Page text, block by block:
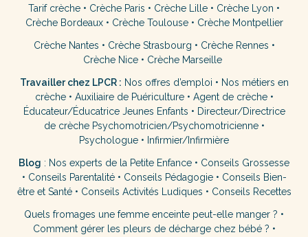
Tarif crèche • Crèche Paris • Crèche Lille • Crèche Lyon •
Crèche Bordeaux• Crèche Toulouse• Crèche Montpellier
Crèche Nantes • Crèche Strasbourg • Crèche Rennes •
Crèche Nice • Crèche Marseille
Travailler chez LPCR : Nos offres d’emploi • Nos métiers en
crèche• Auxiliaire de Puériculture• Agent de crèche•
Éducateur/Éducatrice Jeunes Enfants • Directeur/Directrice
de crèche Psychomotricien/Psychomotricienne•
Psychologue • Infirmier/Infirmière
Blog : Nos experts de la Petite Enfance • Conseils Grossesse
• Conseils Parentalité• Conseils Pédagogie• Conseils Bien-
être et Santé• Conseils Activités Ludiques • Conseils Recettes
Quels fromages une femme enceinte peut-elle manger ? •
Comment gérer les pleurs de décharge chez bébé ? •